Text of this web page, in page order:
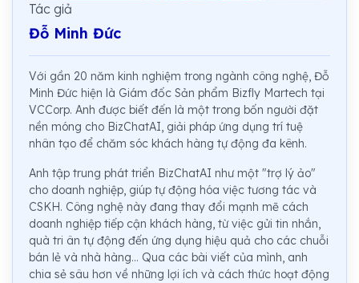
Tác giả
Đỗ Minh Đức
Với gần 20 năm kinh nghiệm trong ngành công nghệ, Đỗ
Minh Đức hiện là Giám đốc Sản phẩm Bizfly Martech tại
VCCorp. Anh được biết đến là một trong bốn người đặt
nền móng cho BizChatAI, giải pháp ứng dụng trí tuệ
nhân tạo để chăm sóc khách hàng tự động đa kênh.
Anh tập trung phát triển BizChatAI như một "trợ lý ảo"
cho doanh nghiệp, giúp tự động hóa việc tương tác và
CSKH. Công nghệ này đang thay đổi mạnh mẽ cách
doanh nghiệp tiếp cận khách hàng, từ việc gửi tin nhắn,
quà tri ân tự động đến ứng dụng hiệu quả cho các chuỗi
bán lẻ và nhà hàng... Qua các bài viết của mình, anh
chia sẻ sâu hơn về những lợi ích và cách thức hoạt động